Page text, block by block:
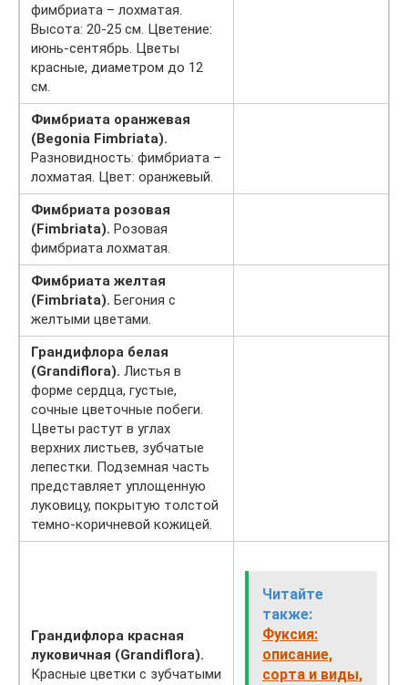
фимбриата – лохматая.
Высота: 20-25 см. Цветение:
июнь-сентябрь. Цветы
красные, диаметром до 12
см.
Фимбриата оранжевая
(Begonia Fimbriata).
Разновидность: фимбриата –
лохматая. Цвет: оранжевый.
Фимбриата розовая
(Fimbriata). Розовая
фимбриата лохматая.
Фимбриата желтая
(Fimbriata). Бегония с
желтыми цветами.
Грандифлора белая
(Grandiflora). Листья в
форме сердца, густые,
сочные цветочные побеги.
Цветы растут в углах
верхних листьев, зубчатые
лепестки. Подземная часть
представляет уплощенную
луковицу, покрытую толстой
темно-коричневой кожицей.
Грандифлора красная
луковичная (Grandiflora).
Красные цветки с зубчатыми
Читайте
также:
Фуксия:
описание,
сорта и виды,